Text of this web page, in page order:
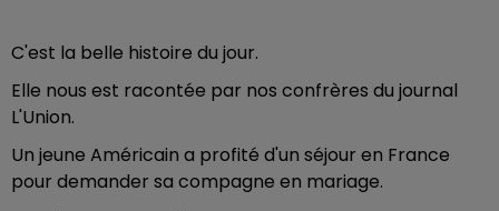
C'est la belle histoire du jour.
Elle nous est racontée par nos confrères du journal
L'Union.
Un jeune Américain a profité d'un séjour en France
pour demander sa compagne en mariage.